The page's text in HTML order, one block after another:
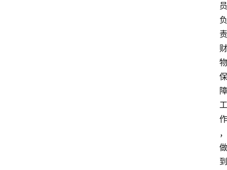
员
负
责
财
物
保
障
工
作
，
做
到